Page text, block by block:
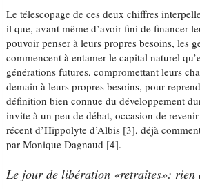
Le télescopage de ces deux chiffres
il que, avant même d’avoir fini de financer
pouvoir penser à leurs propres besoins, les
commencent à entamer le capital naturel
générations futures, compromettant leurs
demain à leurs propres besoins, pour
définition bien connue du développement
invite à un peu de débat, occasion de
récent d’Hippolyte d’Albis [3], déjà
par Monique Dagnaud [4].
Le jour de libération «retraites»: rien